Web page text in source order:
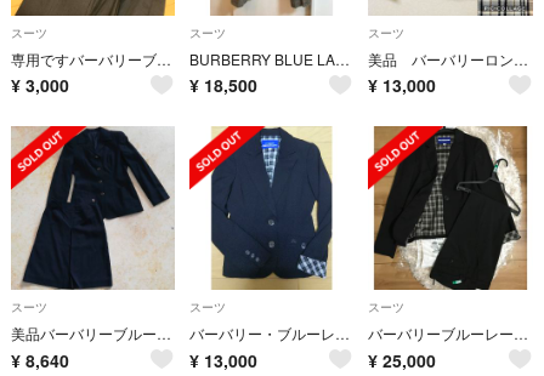
スーツ
専用ですバーバリーブルーレーベル パンツスーツ
¥ 3,000
スーツ
BURBERRY BLUE LABEL スーツ パンツ
¥ 18,500
スーツ
美品 バーバリーロンドン ブルーレーベル セットアップ スーツ
¥ 13,000
スーツ
美品バーバリーブルーレーベル上品な濃紺ウールセットアップスーツ、サイズ３８、３６
¥ 8,640
スーツ
バーバリー・ブルーレーベル スーツ セットアップ
¥ 13,000
スーツ
バーバリーブルーレーベルパンツスーツ
¥ 25,000